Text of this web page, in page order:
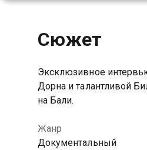
Сюжет
Эксклюзивное
Дорна и талантливой
на Бали.
Жанр
Документальный